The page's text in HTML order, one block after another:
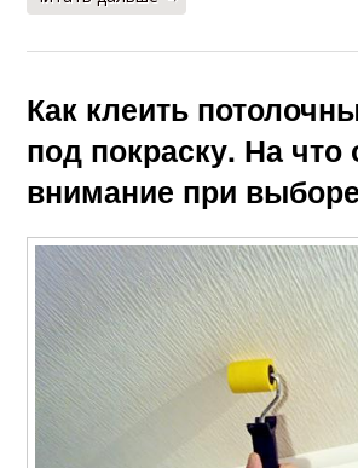
Как клеить
под покраску. На что
внимание при выборе